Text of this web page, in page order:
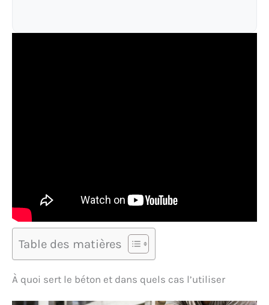
Table des matières
À quoi sert le béton et dans quels cas l’utiliser